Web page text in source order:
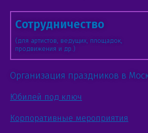
Сотрудничество
(для артистов, ведущих, площадок,
продвижения и др.)
Организация праздников в
Юбилей под ключ
Корпоративные мероприятия